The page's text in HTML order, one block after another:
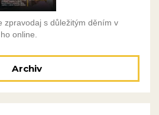
zpravodaj s důležitým děním v
online.
Archiv